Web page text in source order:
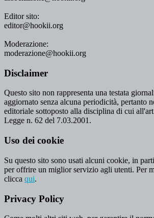
Editor sito:
editor@hookii.org
Moderazione:
moderazione@hookii.org
Disclaimer
Questo sito non rappresenta una testata
aggiornato senza alcuna periodicità, pertanto
editoriale sottoposto alla disciplina di cui
Legge n. 62 del 7.03.2001.
Uso dei cookie
Su questo sito sono usati alcuni cookie, in
per offrire un miglior servizio agli utenti. Per
clicca qui.
Privacy Policy